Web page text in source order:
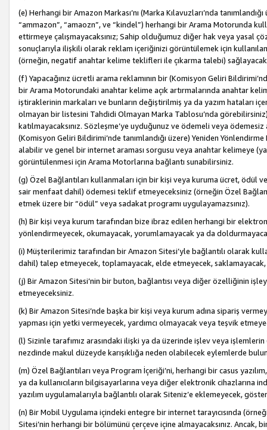
(e) Herhangi bir Amazon Markası’nı (Marka Kılavuzları’nda
“ammazon”, “amaozn”, ve “kindel”) herhangi bir Arama Motorunda
ettirmeye çalışmayacaksınız; Sahip olduğumuz diğer hak veya yasal
sonuçlarıyla ilişkili olarak reklam içeriğinizi görüntülemek için
(örneğin, negatif anahtar kelime teklifleri ile çıkarma talebi)
(f) Yapacağınız ücretli arama reklamının bir (Komisyon Geliri
bir Arama Motorundaki anahtar kelime açık artırmalarında anahtar
iştiraklerinin markaları ve bunların değiştirilmiş ya da yazım hataları
olmayan bir listesini Tahdidi Olmayan Marka Tablosu’nda
katılmayacaksınız. Sözleşme’ye uyduğunuz ve ödemeli veya
(Komisyon Geliri Bildirimi’nde tanımlandığı üzere) Yeniden
alabilir ve genel bir internet araması sorgusu veya anahtar kelimeye
görüntülenmesi için Arama Motorlarına bağlantı sunabilirsiniz.
(g) Özel Bağlantıları kullanmaları için bir kişi veya kuruma ücret, ödül
sair menfaat dahil) ödemesi teklif etmeyeceksiniz (örneğin Özel
etmek üzere bir “ödül” veya sadakat programı uygulayamazsınız).
(h) Bir kişi veya kurum tarafından bize ibraz edilen herhangi bir
yönlendirmeyecek, okumayacak, yorumlamayacak ya da
(i) Müşterilerimiz tarafından bir Amazon Sitesi’yle bağlantılı olarak
dahil) talep etmeyecek, toplamayacak, elde etmeyecek,
(j) Bir Amazon Sitesi’nin bir buton, bağlantısı veya diğer özelliğinin
etmeyeceksiniz.
(k) Bir Amazon Sitesi’nde başka bir kişi veya kurum adına sipariş
yapması için yetki vermeyecek, yardımcı olmayacak veya teşvik
(l) Sizinle tarafımız arasındaki ilişki ya da üzerinde işlev veya
nezdinde makul düzeyde karışıklığa neden olabilecek eylemlerde
(m) Özel Bağlantıları veya Program İçeriği’ni, herhangi bir casus
ya da kullanıcıların bilgisayarlarına veya diğer elektronik
yazılım uygulamalarıyla bağlantılı olarak Siteniz’e eklemeyecek,
(n) Bir Mobil Uygulama içindeki entegre bir internet tarayıcısında
Sitesi’nin herhangi bir bölümünü çerçeve içine almayacaksınız. Ancak,